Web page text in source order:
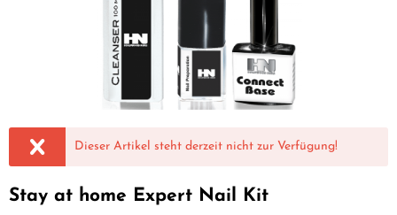
Dieser Artikel steht derzeit nicht zur Verfügung!
Stay at home Expert Nail Kit